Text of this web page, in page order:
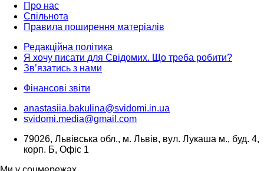
Про нас
Спільнота
Правила поширення матеріалів
Редакційна політика
Я хочу писати для Свідомих. Що треба робити?
Зв’язатись з нами
Фінансові звіти
anastasiia.bakulina@svidomi.in.ua
svidomi.media@gmail.com
79026, Львівська обл., м. Львів, вул. Лукаша м., буд. 4,
корп. Б, Офіс 1